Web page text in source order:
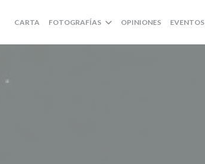
CARTA FOTOGRAFÍAS OPINIONES EVENTOS